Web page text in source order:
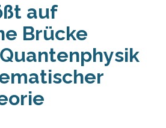
auf
Brücke